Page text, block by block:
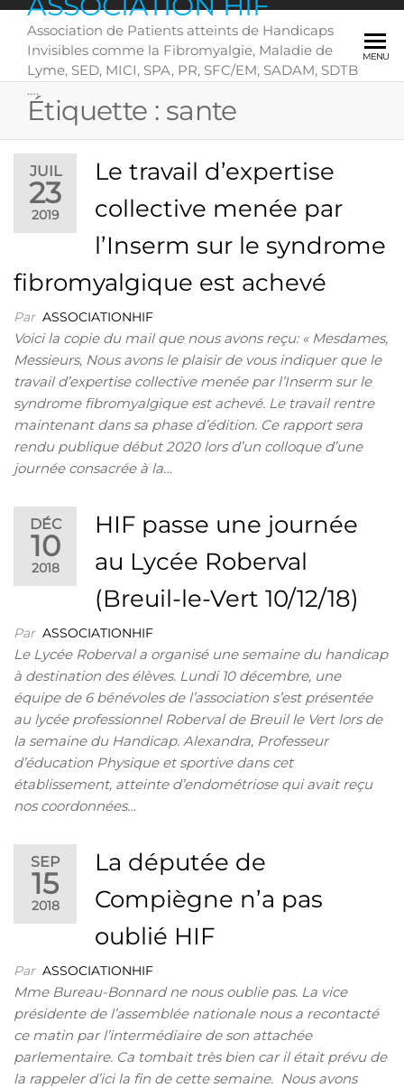
Skip
content
Association de Patients atteints de Handicaps
Invisibles comme la Fibromyalgie, Maladie de
Lyme, SED, MICI, SPA, PR, SFC/EM, SADAM, SDTB
….
MENU
Étiquette : sante
JUIL
23
2019
Le travail d’expertise
collective menée par
l’Inserm sur le syndrome
fibromyalgique est achevé
Par ASSOCIATIONHIF
Voici la copie du mail que nous avons reçu: « Mesdames,
Messieurs, Nous avons le plaisir de vous indiquer que le
travail d’expertise collective menée par l’Inserm sur le
syndrome fibromyalgique est achevé. Le travail rentre
maintenant dans sa phase d’édition. Ce rapport sera
rendu publique début 2020 lors d’un colloque d’une
journée consacrée à la…
DÉC
10
2018
HIF passe une journée
au Lycée Roberval
(Breuil-le-Vert 10/12/18)
Par ASSOCIATIONHIF
Le Lycée Roberval a organisé une semaine du handicap
à destination des élèves. Lundi 10 décembre, une
équipe de 6 bénévoles de l’association s’est présentée
au lycée professionnel Roberval de Breuil le Vert lors de
la semaine du Handicap. Alexandra, Professeur
d’éducation Physique et sportive dans cet
établissement, atteinte d’endométriose qui avait reçu
nos coordonnées…
SEP
15
2018
La députée de
Compiègne n’a pas
oublié HIF
Par ASSOCIATIONHIF
Mme Bureau-Bonnard ne nous oublie pas. La vice
présidente de l’assemblée nationale nous a recontacté
ce matin par l’intermédiaire de son attachée
parlementaire. Ca tombait très bien car il était prévu de
la rappeler d’ici la fin de cette semaine. Nous avons